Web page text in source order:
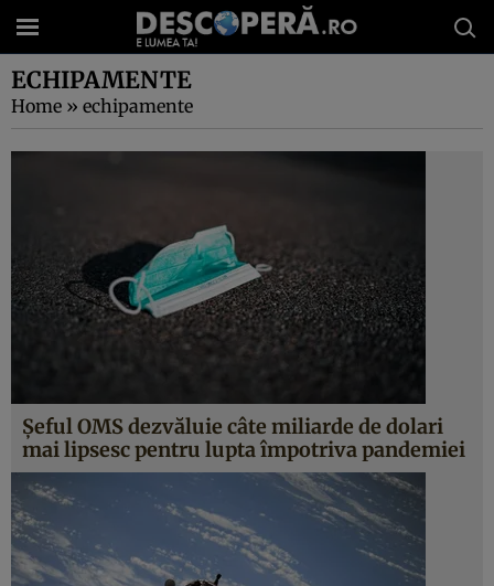
ECHIPAMENTE
Home » echipamente
Şeful OMS dezvăluie câte miliarde de dolari
mai lipsesc pentru lupta împotriva pandemiei